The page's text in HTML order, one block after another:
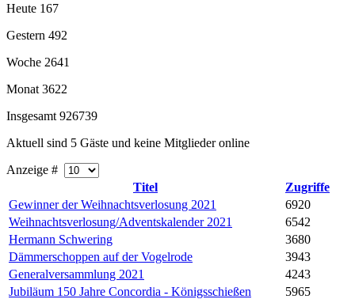
Heute 167
Gestern 492
Woche 2641
Monat 3622
Insgesamt 926739
Aktuell sind 5 Gäste und keine Mitglieder online
Anzeige #
Titel
Zugriffe
Gewinner der Weihnachtsverlosung 2021
6920
Weihnachtsverlosung/Adventskalender 2021
6542
Hermann Schwering
3680
Dämmerschoppen auf der Vogelrode
3943
Generalversammlung 2021
4243
Jubiläum 150 Jahre Concordia - Königsschießen
5965